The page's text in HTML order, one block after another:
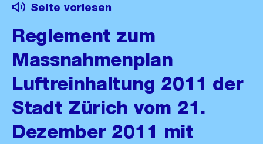
Seite vorlesen
Reglement zum
Massnahmenplan
Luftreinhaltung 2011 der
Stadt Zürich vom 21.
Dezember 2011 mit